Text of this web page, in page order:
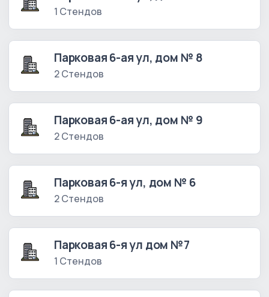
1 Стендов
Парковая 6-ая ул, дом № 8
2 Стендов
Парковая 6-ая ул, дом № 9
2 Стендов
Парковая 6-я ул, дом № 6
2 Стендов
Парковая 6-я ул дом №7
1 Стендов